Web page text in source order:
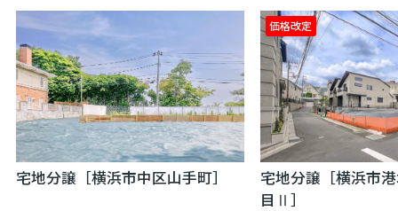
宅地分譲［横浜市中区山手町］
価格改定
宅地分譲［横浜市
目Ⅱ］